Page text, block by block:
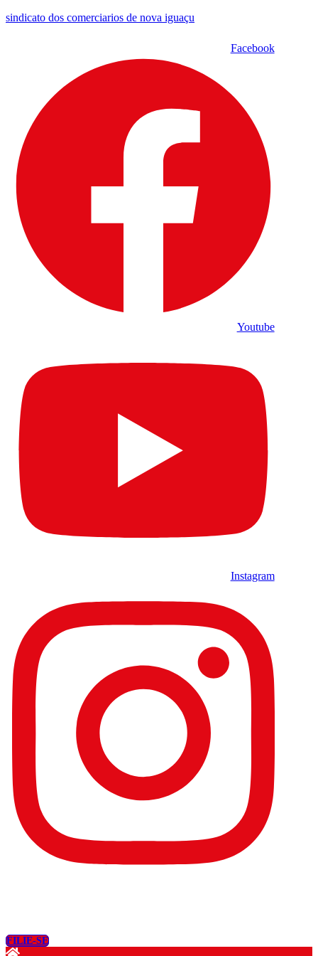
sindicato dos comerciarios de nova iguaçu
Facebook
Youtube
Instagram
FILIE-SE